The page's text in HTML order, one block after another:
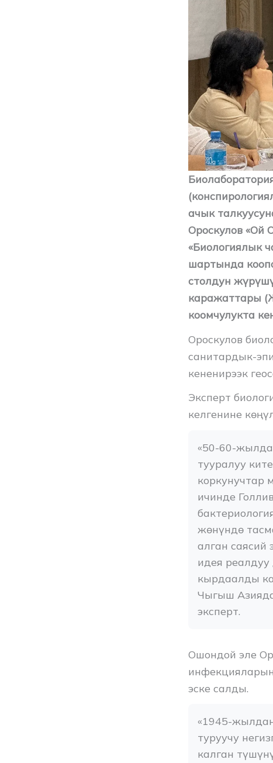
ачык
Ороскулов «Ой
«Биологиялык
шартында
столдун
каражаттары
коомчулукта
Ороскулов
санитардык-
кененирээк
Эксперт
келгенине
«50-60-
тууралуу
ичинде
жөнүндө
алган саясий
идея реалдуу
кырдаалды
Чыгыш
эксперт.
Ошондой эле
эске салды.
«1945-
туруучу
калган